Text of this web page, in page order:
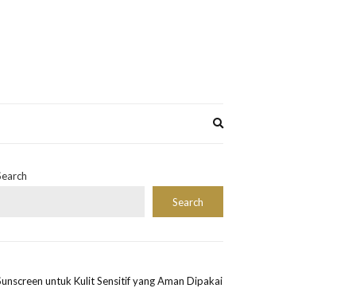
Search
untuk Kulit Sensitif yang Aman Dipakai